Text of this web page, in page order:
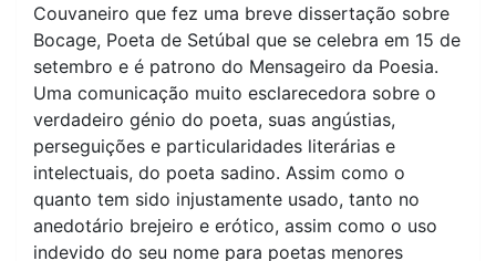
Couvaneiro que fez uma breve dissertação sobre
Bocage, Poeta de Setúbal que se celebra em 15 de
setembro e é patrono do Mensageiro da Poesia.
Uma comunicação muito esclarecedora sobre o
verdadeiro génio do poeta, suas angústias,
perseguições e particularidades literárias e
intelectuais, do poeta sadino. Assim como o
quanto tem sido injustamente usado, tanto no
anedotário brejeiro e erótico, assim como o uso
indevido do seu nome para poetas menores